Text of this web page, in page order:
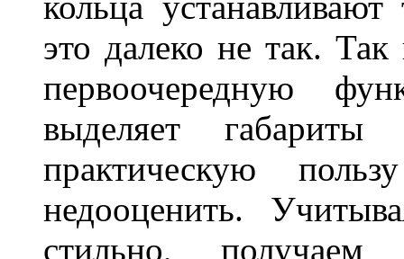
это далеко не так. Так
первоочередную
выделяет
практическую
недооценить.
стильно,